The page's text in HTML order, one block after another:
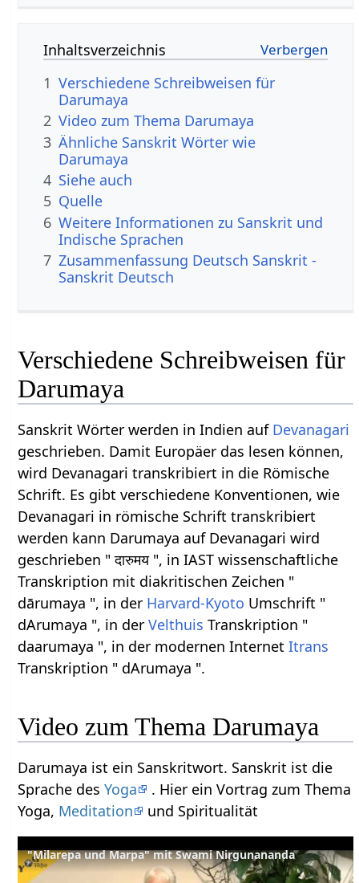
Inhaltsverzeichnis
1 Verschiedene Schreibweisen für
Darumaya
2 Video zum Thema Darumaya
3 Ähnliche Sanskrit Wörter wie
Darumaya
4 Siehe auch
5 Quelle
6 Weitere Informationen zu Sanskrit und
Indische Sprachen
7 Zusammenfassung Deutsch Sanskrit -
Sanskrit Deutsch
Verschiedene Schreibweisen für
Darumaya
Sanskrit Wörter werden in Indien auf Devanagari
geschrieben. Damit Europäer das lesen können,
wird Devanagari transkribiert in die Römische
Schrift. Es gibt verschiedene Konventionen, wie
Devanagari in römische Schrift transkribiert
werden kann Darumaya auf Devanagari wird
geschrieben " दारुमय ", in IAST wissenschaftliche
Transkription mit diakritischen Zeichen "
dārumaya ", in der Harvard-Kyoto Umschrift "
dArumaya ", in derVelthuis Transkription "
daarumaya ", in der modernen InternetItrans
Transkription " dArumaya ".
Video zum Thema Darumaya
Darumaya ist ein Sanskritwort. Sanskrit ist die
Sprache desYoga
. Hier ein Vortrag zum Thema
Yoga, Meditation und Spiritualität
"Milarepa und Marpa" mit Swami Nirgunananda